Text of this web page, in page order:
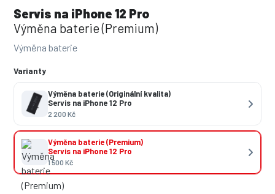
Servis na iPhone 12 Pro
Výměna baterie (Premium)
Výměna baterie
Varianty
Výměna baterie (Originální kvalita)
Servis na iPhone 12 Pro
2 200 Kč
Výměna baterie (Premium)
Servis na iPhone 12 Pro
1 500 Kč